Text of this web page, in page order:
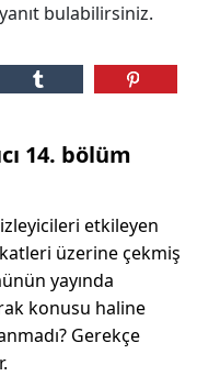
bulabilirsiniz.
14. bölüm
etkileyen
üzerine çekmiş
yayında
konusu haline
Gerekçe